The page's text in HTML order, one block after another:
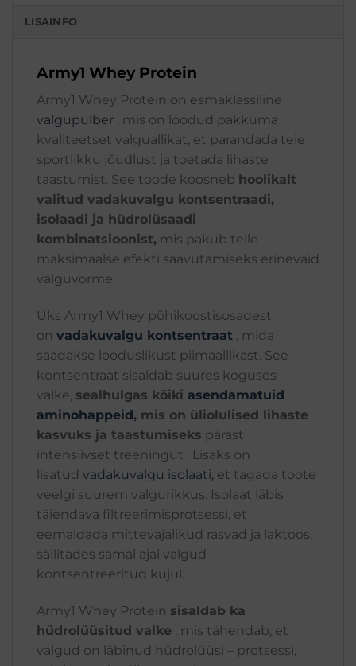
LISAINFO
Army1 Whey Protein
Army1 Whey Protein on esmaklassiline
valgupulber , mis on loodud pakkuma
kvaliteetset valguallikat, et parandada teie
sportlikku jõudlust ja toetada lihaste
taastumist. See toode koosneb hoolikalt
valitud vadakuvalgu kontsentraadi,
isolaadi ja hüdrolüsaadi
kombinatsioonist, mis pakub teile
maksimaalse efekti saavutamiseks erinevaid
valguvorme.
Üks Army1 Whey põhikoostisosadest
on vadakuvalgu kontsentraat , mida
saadakse looduslikust piimaallikast. See
kontsentraat sisaldab suures koguses
valke, sealhulgas kõiki asendamatuid
aminohappeid, mis on üliolulised lihaste
kasvuks ja taastumiseks pärast
intensiivset treeningut . Lisaks on
lisatud vadakuvalgu isolaati, et tagada toote
veelgi suurem valgurikkus. Isolaat läbis
täiendava filtreerimisprotsessi, et
eemaldada mittevajalikud rasvad ja laktoos,
säilitades samal ajal valgud
kontsentreeritud kujul.
Army1 Whey Protein sisaldab ka
hüdrolüüsitud valke , mis tähendab, et
valgud on läbinud hüdrolüüsi – protsessi,